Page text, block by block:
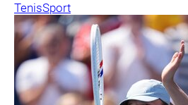
TenisSport